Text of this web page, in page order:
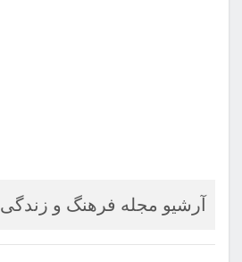
آرشیو مجله فرهنگ و زندگی